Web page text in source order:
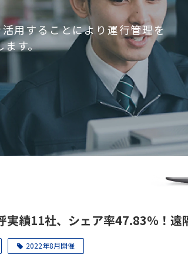
用することにより運行管理を
ます。
実績11社、シェア率47.83％！遠
2022年8月開催